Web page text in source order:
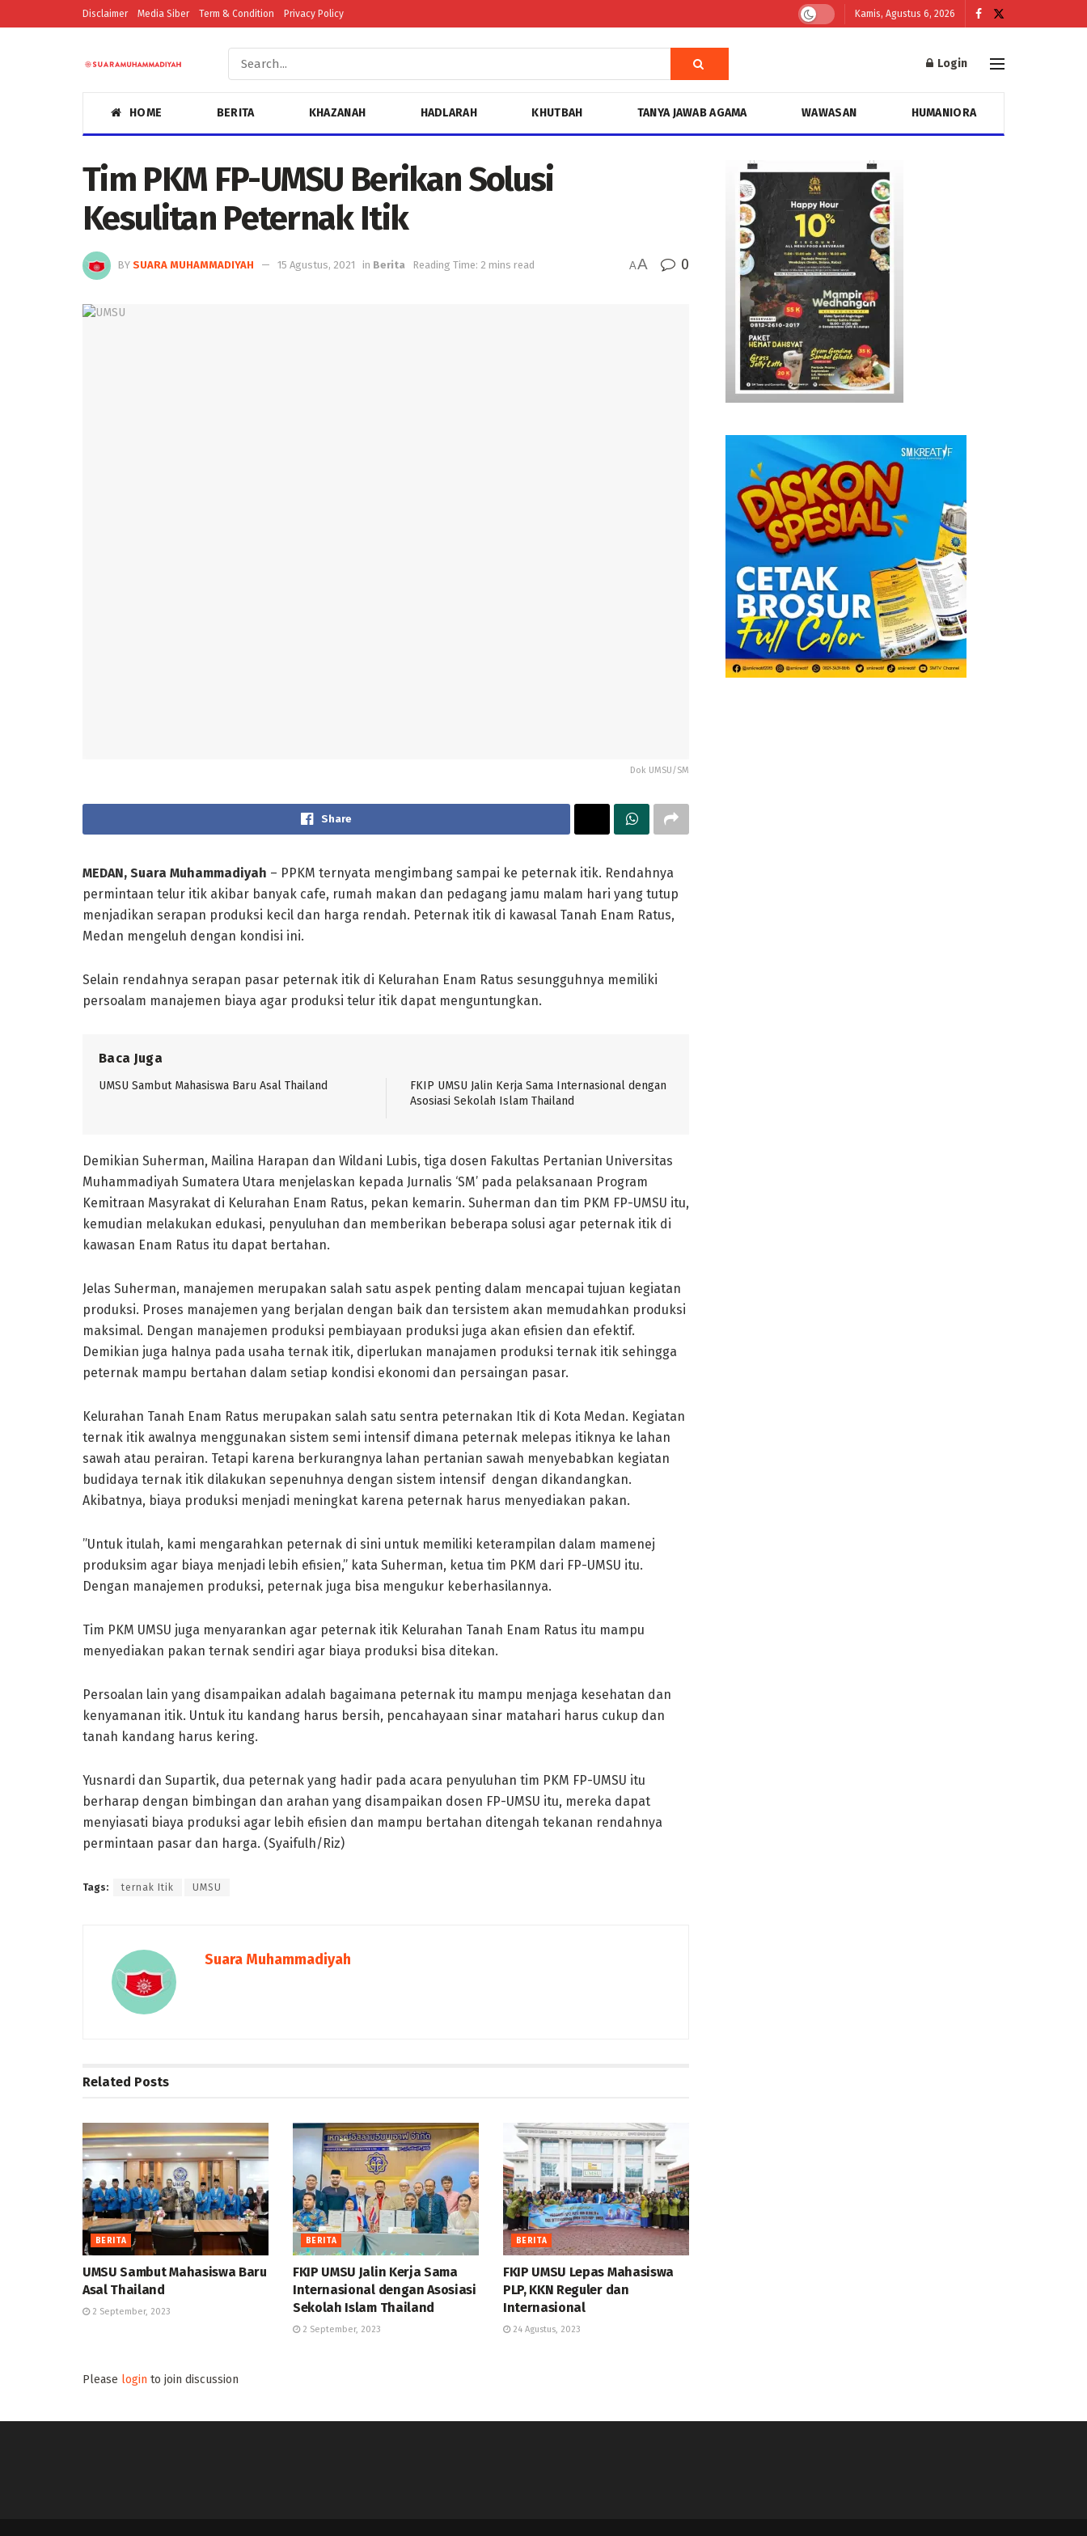
Disclaimer Media Siber Term & Condition Privacy Policy Kamis, Agustus 6, 2026
Login
HOME BERITA KHAZANAH HADLARAH KHUTBAH TANYA JAWAB AGAMA WAWASAN HUMANIORA
Tim PKM FP-UMSU Berikan Solusi
Kesulitan Peternak Itik
BY SUARA MUHAMMADIYAH 15 Agustus, 2021 in Berita Reading Time: 2 mins read AA 0
Dok UMSU/SM
Share
MEDAN, Suara Muhammadiyah – PPKM ternyata mengimbang sampai ke peternak itik. Rendahnya
permintaan telur itik akibar banyak cafe, rumah makan dan pedagang jamu malam hari yang tutup
menjadikan serapan produksi kecil dan harga rendah. Peternak itik di kawasal Tanah Enam Ratus,
Medan mengeluh dengan kondisi ini.
Selain rendahnya serapan pasar peternak itik di Kelurahan Enam Ratus sesungguhnya memiliki
persoalam manajemen biaya agar produksi telur itik dapat menguntungkan.
Baca Juga
UMSU Sambut Mahasiswa Baru Asal Thailand
FKIP UMSU Jalin Kerja Sama Internasional dengan
Asosiasi Sekolah Islam Thailand
Demikian Suherman, Mailina Harapan dan Wildani Lubis, tiga dosen Fakultas Pertanian Universitas
Muhammadiyah Sumatera Utara menjelaskan kepada Jurnalis ‘SM’ pada pelaksanaan Program
Kemitraan Masyrakat di Kelurahan Enam Ratus, pekan kemarin. Suherman dan tim PKM FP-UMSU itu,
kemudian melakukan edukasi, penyuluhan dan memberikan beberapa solusi agar peternak itik di
kawasan Enam Ratus itu dapat bertahan.
Jelas Suherman, manajemen merupakan salah satu aspek penting dalam mencapai tujuan kegiatan
produksi. Proses manajemen yang berjalan dengan baik dan tersistem akan memudahkan produksi
maksimal. Dengan manajemen produksi pembiayaan produksi juga akan efisien dan efektif.
Demikian juga halnya pada usaha ternak itik, diperlukan manajamen produksi ternak itik sehingga
peternak mampu bertahan dalam setiap kondisi ekonomi dan persaingan pasar.
Kelurahan Tanah Enam Ratus merupakan salah satu sentra peternakan Itik di Kota Medan. Kegiatan
ternak itik awalnya menggunakan sistem semi intensif dimana peternak melepas itiknya ke lahan
sawah atau perairan. Tetapi karena berkurangnya lahan pertanian sawah menyebabkan kegiatan
budidaya ternak itik dilakukan sepenuhnya dengan sistem intensif dengan dikandangkan.
Akibatnya, biaya produksi menjadi meningkat karena peternak harus menyediakan pakan.
”Untuk itulah, kami mengarahkan peternak di sini untuk memiliki keterampilan dalam mamenej
produksim agar biaya menjadi lebih efisien,” kata Suherman, ketua tim PKM dari FP-UMSU itu.
Dengan manajemen produksi, peternak juga bisa mengukur keberhasilannya.
Tim PKM UMSU juga menyarankan agar peternak itik Kelurahan Tanah Enam Ratus itu mampu
menyediakan pakan ternak sendiri agar biaya produksi bisa ditekan.
Persoalan lain yang disampaikan adalah bagaimana peternak itu mampu menjaga kesehatan dan
kenyamanan itik. Untuk itu kandang harus bersih, pencahayaan sinar matahari harus cukup dan
tanah kandang harus kering.
Yusnardi dan Supartik, dua peternak yang hadir pada acara penyuluhan tim PKM FP-UMSU itu
berharap dengan bimbingan dan arahan yang disampaikan dosen FP-UMSU itu, mereka dapat
menyiasati biaya produksi agar lebih efisien dan mampu bertahan ditengah tekanan rendahnya
permintaan pasar dan harga. (Syaifulh/Riz)
Tags: ternak Itik UMSU
Suara Muhammadiyah
Related Posts
BERITA
UMSU Sambut Mahasiswa Baru
Asal Thailand
2 September, 2023
BERITA
FKIP UMSU Jalin Kerja Sama
Internasional dengan Asosiasi
Sekolah Islam Thailand
2 September, 2023
BERITA
FKIP UMSU Lepas Mahasiswa
PLP, KKN Reguler dan
Internasional
24 Agustus, 2023
Please login to join discussion